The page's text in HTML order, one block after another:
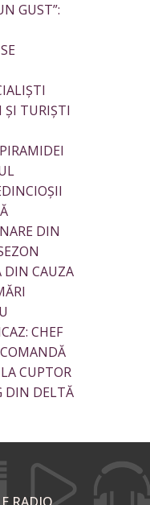
GUST”:
ȘI TURIȘTI
DIN
DIN CAUZA
CHEF
CUPTOR
DIN DELTĂ